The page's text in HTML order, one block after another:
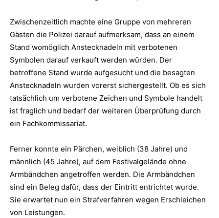
Zwischenzeitlich machte eine Gruppe von mehreren
Gästen die Polizei darauf aufmerksam, dass an einem
Stand womöglich Anstecknadeln mit verbotenen
Symbolen darauf verkauft werden würden. Der
betroffene Stand wurde aufgesucht und die besagten
Anstecknadeln wurden vorerst sichergestellt. Ob es sich
tatsächlich um verbotene Zeichen und Symbole handelt
ist fraglich und bedarf der weiteren Überprüfung durch
ein Fachkommissariat.
Ferner konnte ein Pärchen, weiblich (38 Jahre) und
männlich (45 Jahre), auf dem Festivalgelände ohne
Armbändchen angetroffen werden. Die Armbändchen
sind ein Beleg dafür, dass der Eintritt entrichtet wurde.
Sie erwartet nun ein Strafverfahren wegen Erschleichen
von Leistungen.